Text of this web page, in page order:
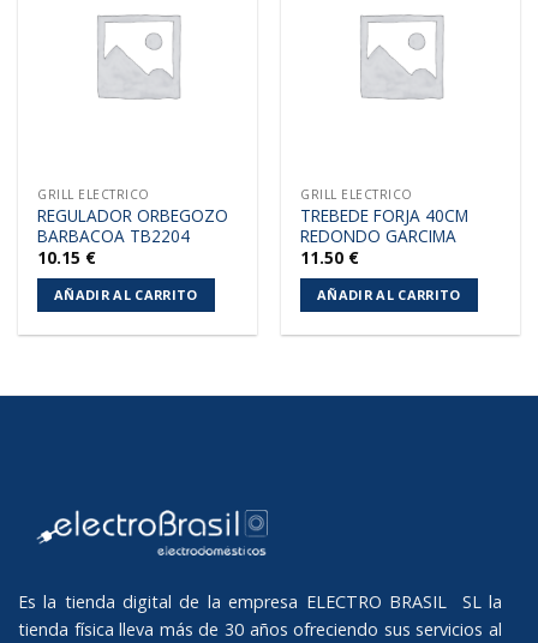
GRILL ELECTRICO
REGULADOR ORBEGOZO
BARBACOA TB2204
10.15 €
AÑADIR AL CARRITO
GRILL ELECTRICO
TREBEDE FORJA 40CM
REDONDO GARCIMA
11.50 €
AÑADIR AL CARRITO
Es la tienda digital de la empresa ELECTRO BRASIL SL la
tienda física lleva más de 30 años ofreciendo sus servicios al